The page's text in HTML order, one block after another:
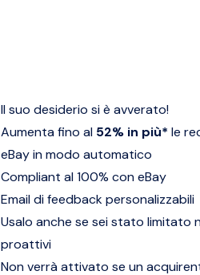
Il suo desiderio si è avverato!
Aumenta fino al 52% in più* le
eBay in modo automatico
Compliant al 100% con eBay
Email di feedback personalizzabili
Usalo anche se sei stato limitato
proattivi
Non verrà attivato se un